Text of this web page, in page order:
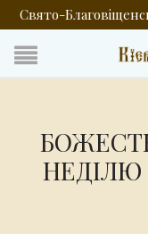
Свято-
НЕДІЛЮ